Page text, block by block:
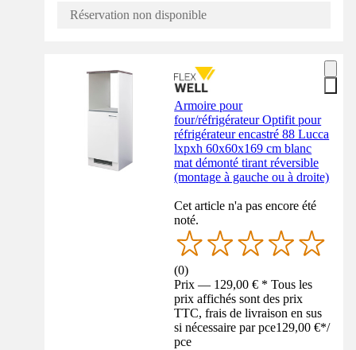
Réservation non disponible
Armoire pour
four/réfrigérateur Optifit pour
réfrigérateur encastré 88 Lucca
lxpxh 60x60x169 cm blanc
mat démonté tirant réversible
(montage à gauche ou à droite)
Cet article n'a pas encore été
noté.
(0)
Prix — 129,00 € * Tous les
prix affichés sont des prix
TTC, frais de livraison en sus
si nécessaire par pce129,00 €*/
pce